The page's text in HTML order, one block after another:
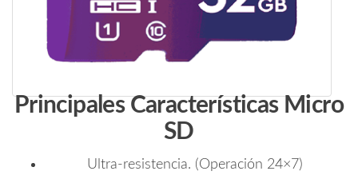
Principales Características Micro
SD
Ultra-resistencia. (Operación 24×7)